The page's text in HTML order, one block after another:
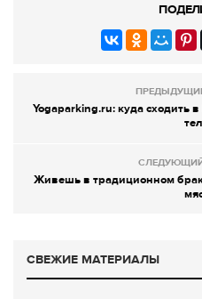
Yogaparking.ru: куда сходить
Живешь в традиционном
СВЕЖИЕ МАТЕРИАЛЫ